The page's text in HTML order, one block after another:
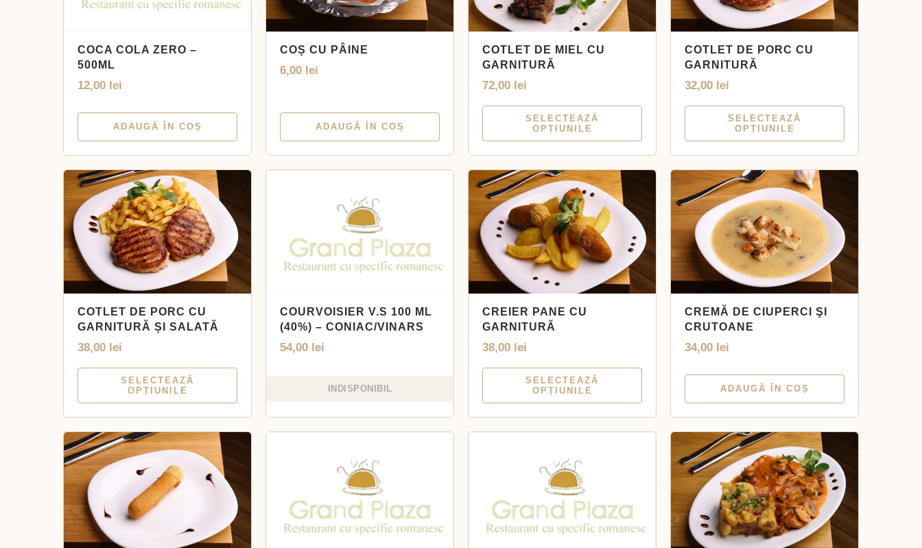
COCA COLA ZERO –
500ML
12,00 lei
ADAUGĂ ÎN COȘ
COȘ CU PÂINE
6,00 lei
ADAUGĂ ÎN COȘ
COTLET DE MIEL CU
GARNITURĂ
72,00 lei
SELECTEAZĂ
OPȚIUNILE
COTLET DE PORC CU
GARNITURĂ
32,00 lei
SELECTEAZĂ
OPȚIUNILE
COTLET DE PORC CU
GARNITURĂ ȘI SALATĂ
38,00 lei
SELECTEAZĂ
OPȚIUNILE
COURVOISIER V.S 100 ML
(40%) – CONIAC/VINARS
54,00 lei
INDISPONIBIL
CREIER PANE CU
GARNITURĂ
38,00 lei
SELECTEAZĂ
OPȚIUNILE
CREMĂ DE CIUPERCI ŞI
CRUTOANE
34,00 lei
ADAUGĂ ÎN COȘ